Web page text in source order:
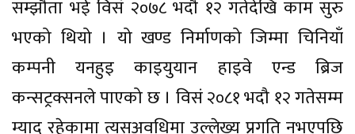
सम्झौता भई विसं २०७८ भदौ १२ गतेदेखि काम सुरु
भएको थियो । यो खण्ड निर्माणको जिम्मा चिनियाँ
कम्पनी यनहुइ काइयुयान हाइवे एन्ड ब्रिज
कन्सट्रक्सनले पाएको छ । विसं २०८१ भदौ १२ गतेसम्म